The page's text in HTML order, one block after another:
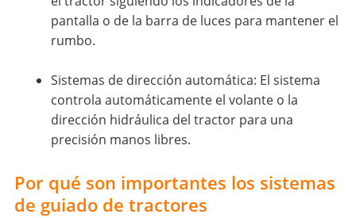
pantalla o de la barra de luces para mantener el
rumbo.
Sistemas de dirección automática: El sistema
controla automáticamente el volante o la
dirección hidráulica del tractor para una
precisión manos libres.
Por qué son importantes los sistemas
de guiado de tractores